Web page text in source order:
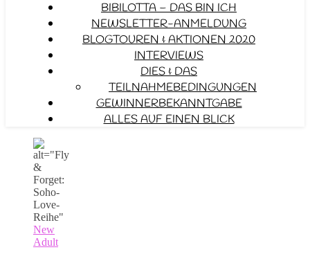
BIBILOTTA – DAS BIN ICH
NEWSLETTER-ANMELDUNG
BLOGTOUREN & AKTIONEN 2020
INTERVIEWS
DIES & DAS
TEILNAHMEBEDINGUNGEN
GEWINNERBEKANNTGABE
ALLES AUF EINEN BLICK
New
Adult